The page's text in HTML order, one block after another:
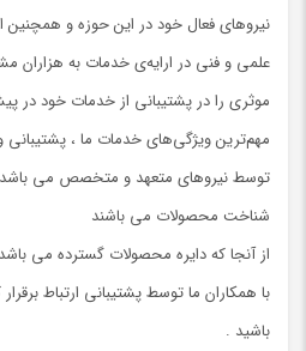
نیروهای فعال خود در این حوزه و همچنین
علمی و فنی در ارایه‌ی خدمات به هزاران
موثری را در پشتیبانی از خدمات خود در
مهم‌ترین ویژگی‌های خدمات ما ، پشتیبانی
توسط نیروهای متعهد و متخصص می باشد
شناخت محصولات می باشند
از آنجا که دایره محصولات گسترده می
با همکاران ما توسط پشتیبانی ارتباط
باشید .